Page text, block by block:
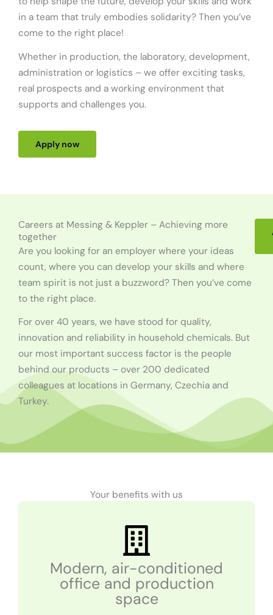
in a team that truly embodies solidarity? Then you’ve
come to the right place!
Whether in production, the laboratory, development,
administration or logistics – we offer exciting tasks,
real prospects and a working environment that
supports and challenges you.
Apply now
Careers at Messing & Keppler – Achieving more
together
Are you looking for an employer where your ideas
count, where you can develop your skills and where
team spirit is not just a buzzword? Then you’ve come
to the right place.
For over 40 years, we have stood for quality,
innovation and reliability in household chemicals. But
our most important success factor is the people
behind our products – over 200 dedicated
colleagues at locations in Germany, Czechia and
Turkey.
Your benefits with us
Modern, air-conditioned
office and production
space